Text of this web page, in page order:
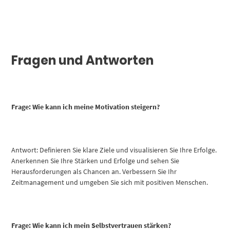
Fragen und Antworten
Frage: Wie kann ich meine Motivation steigern?
Antwort: Definieren Sie klare Ziele und visualisieren Sie Ihre Erfolge.
Anerkennen Sie Ihre Stärken und Erfolge und sehen Sie
Herausforderungen als Chancen an. Verbessern Sie Ihr
Zeitmanagement und umgeben Sie sich mit positiven Menschen.
Frage: Wie kann ich mein Selbstvertrauen stärken?